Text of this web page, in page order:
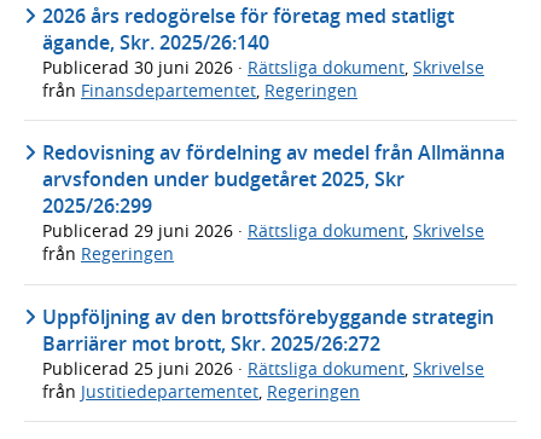
2026 års redogörelse för företag med statligt
ägande, Skr. 2025/26:140
Publicerad 30 juni 2026 · Rättsliga dokument Skrivelse
från Finansdepartementet Regeringen
Redovisning av fördelning av medel från Allmänna
arvsfonden under budgetåret 2025, Skr
2025/26:299
Publicerad 29 juni 2026 · Rättsliga dokument, Skrivelse
från Regeringen
Uppföljning av den brottsförebyggande strategin
Barriärer mot brott, Skr. 2025/26:272
Publicerad 25 juni 2026 · Rättsliga dokument, Skrivelse
från Justitiedepartementet, Regeringen